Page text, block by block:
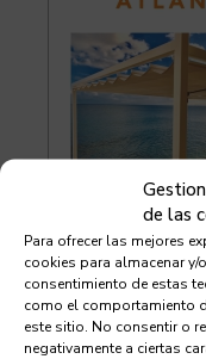
de las
Para ofrecer las mejores
cookies para almacenar
consentimiento de estas
como el comportamiento
este sitio. No consentir o
negativamente a ciertas